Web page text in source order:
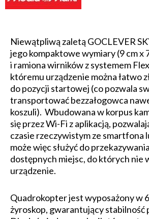
Niewątpliwą zaletą GOCLEVER
jego kompaktowe wymiary (9 cm x
i ramiona wirników z systemem
któremu urządzenie można łatwo
do pozycji startowej (co pozwala
transportować bezzałogowca
koszuli). Wbudowana w korpus
się przez Wi-Fi z aplikacją,
czasie rzeczywistym ze smartfona
może więc służyć do
dostępnych miejsc, do których nie
urządzenie.
Quadrokopter jest wyposażony w
żyroskop, gwarantujący stabilność